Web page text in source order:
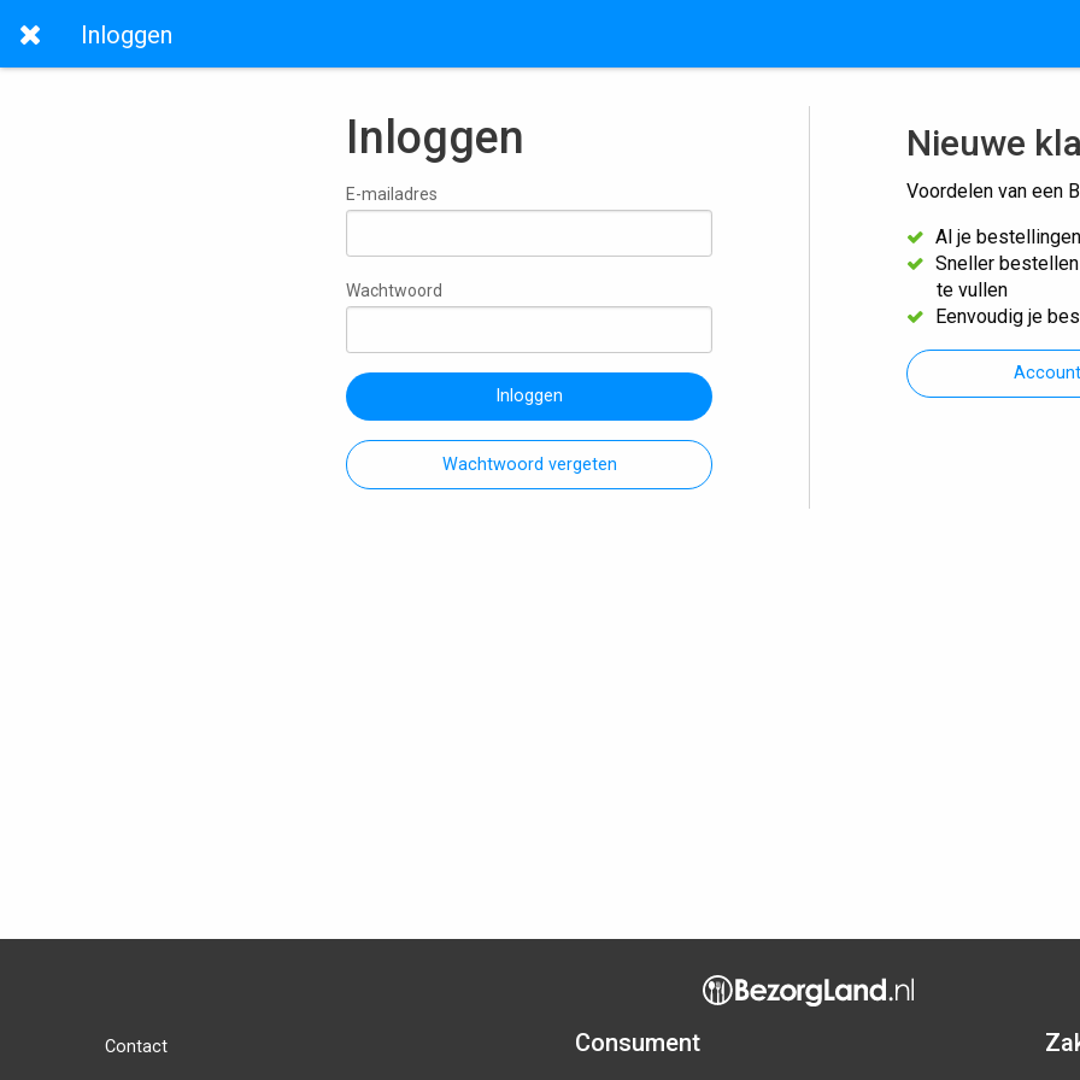
Inloggen
Inloggen
E-mailadres
Wachtwoord
Inloggen
Wachtwoord vergeten
Nieuwe
Voordelen van een
Al je
Sneller
te vullen
Eenvoudig je
Contact Consument